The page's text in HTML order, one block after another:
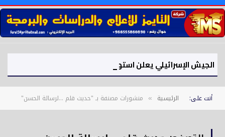
أنت على: الرئيسية » منشورات مصنفة بـ "حديث قلم …لرسالة الحسن"